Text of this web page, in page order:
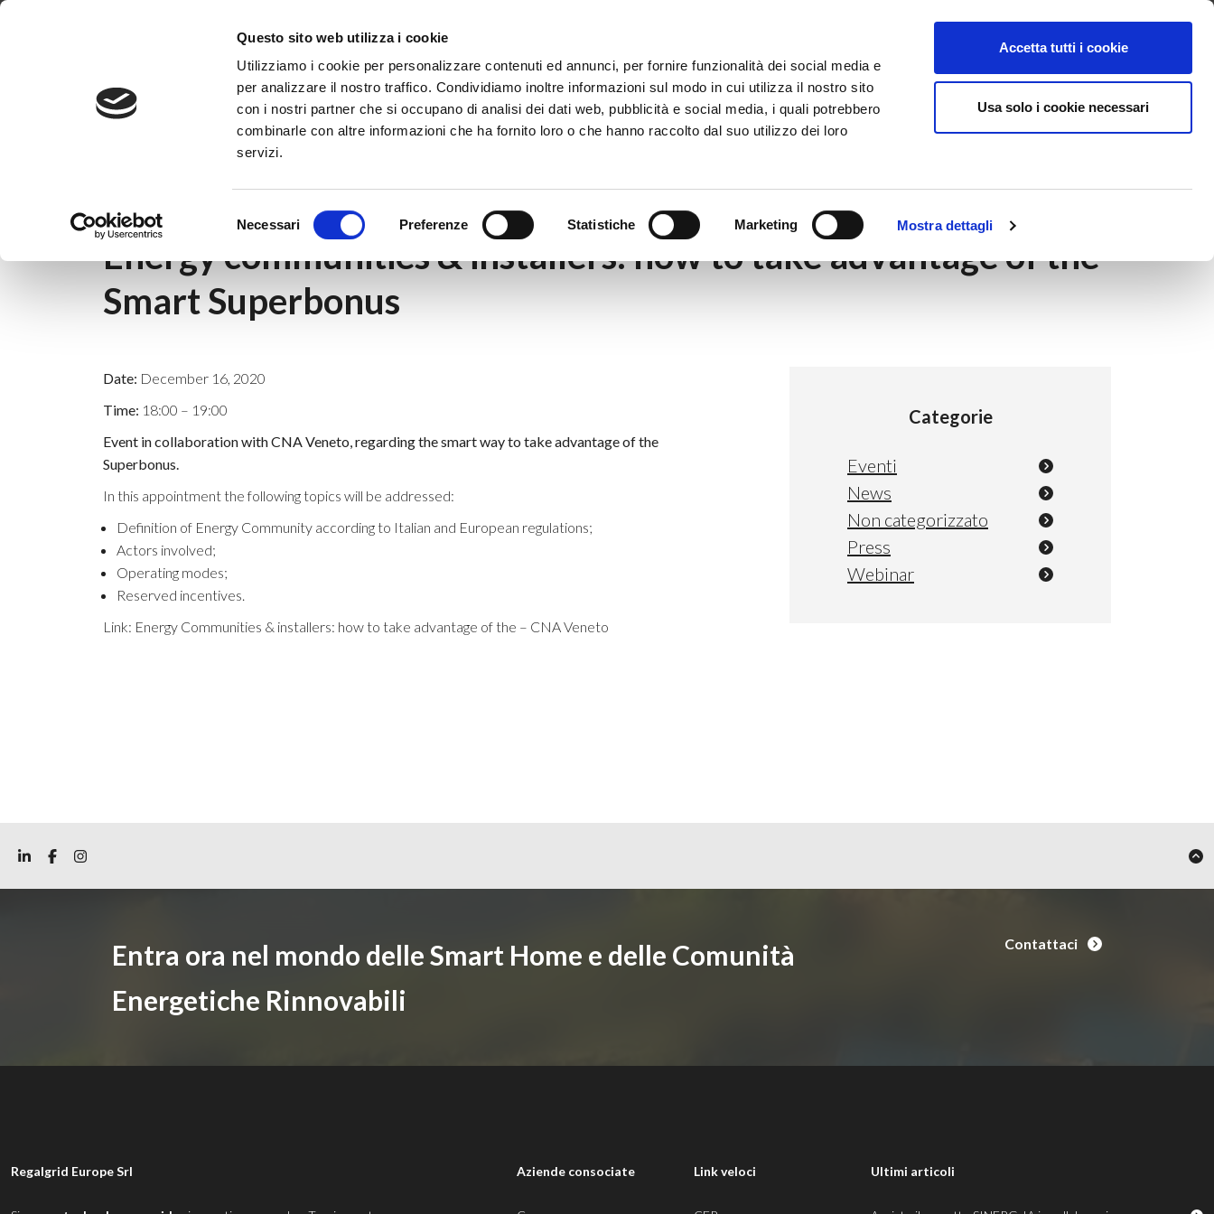
Questo sito web utilizza i cookie
Utilizziamo i cookie per personalizzare contenuti ed annunci, per fornire funzionalità dei social media e
per analizzare il nostro traffico. Condividiamo inoltre informazioni sul modo in cui utilizza il nostro sito
con i nostri partner che si occupano di analisi dei dati web, pubblicità e social media, i quali potrebbero
combinarle con altre informazioni che ha fornito loro o che hanno raccolto dal suo utilizzo dei loro
servizi.
del
Necessari Preferenze Statistiche Marketing Mostra dettagli
Accetta tutti i cookie
Usa solo i cookie necessari
Supporto Apri ticket Scarica l’APP
News & Eventi |
11 dicembre 2020
Energy communities & installers: how to take advantage of the
Smart Superbonus
Date: December 16, 2020
Time: 18:00 – 19:00
Event in collaboration with CNA Veneto, regarding the smart way to take advantage of the
Superbonus.
In this appointment the following topics will be addressed:
Definition of Energy Community according to Italian and European regulations;
Actors involved;
Operating modes;
Reserved incentives.
Link: Energy Communities & installers: how to take advantage of the – CNA Veneto
Categorie
Eventi
News
Non categorizzato
Press
Webinar
Entra ora nel mondo delle Smart Home e delle Comunità
Energetiche Rinnovabili
Contattaci
Regalgrid Europe Srl Aziende consociate Link veloci Ultimi articoli